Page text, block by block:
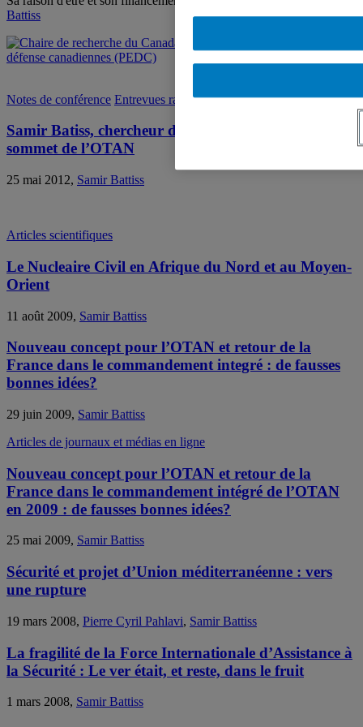
Battiss
Notes de conférence Entrevues radiophoniques
Samir Batiss, chercheur de la chaire PEDC au
sommet de l’OTAN
25 mai 2012, Samir Battiss
Articles scientifiques
Le Nucleaire Civil en Afrique du Nord et au Moyen-
Orient
11 août 2009, Samir Battiss
Nouveau concept pour l’OTAN et retour de la
France dans le commandement integré : de fausses
bonnes idées?
29 juin 2009, Samir Battiss
Articles de journaux et médias en ligne
Nouveau concept pour l’OTAN et retour de la
France dans le commandement intégré de l’OTAN
en 2009 : de fausses bonnes idées?
25 mai 2009, Samir Battiss
Sécurité et projet d’Union méditerranéenne : vers
une rupture
19 mars 2008, Pierre Cyril Pahlavi, Samir Battiss
La fragilité de la Force Internationale d’Assistance à
la Sécurité : Le ver était, et reste, dans le fruit
1 mars 2008, Samir Battiss